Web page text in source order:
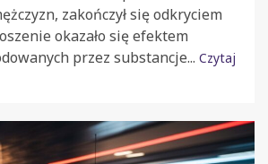
zakończył się odkryciem
okazało się efektem
przez substancje... Czytaj